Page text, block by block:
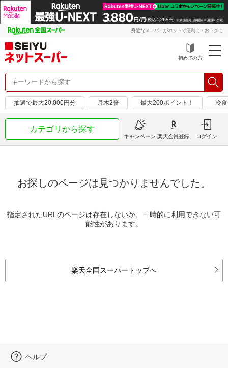
身近なスーパーがネットで便利に・おトクに
初めての方
抽選で最大20,000円分 月木2倍 最大200ポイント！ 冷
カテゴリから探す
キャンペーン 楽天会員登録 ログイン
お探しのページは見つかりませんでした。
指定されたURLのページは存在しないか、一時的に利用できない可
能性があります。
楽天全国スーパートップへ
ヘルプ